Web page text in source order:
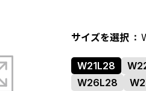
サイズを選択
W21L28
W26L28